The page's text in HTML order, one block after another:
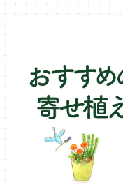
ラベンダー・ハーブ苗
ローズマリー・ハーブ苗
ガーデンベジタ・イタリア